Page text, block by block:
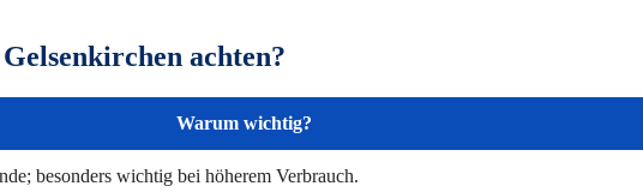
achten?
Warum wichtig?
besonders wichtig bei höherem Verbrauch.